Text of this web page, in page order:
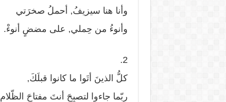
وأنا هنا سيزيفُ, أحملُ صخرَتي
وأنوءُ من حِملي, على مضضٍ أنوءْ.
2.
كلُّ الذينَ أتَوا ما كانوا قبلَكَ,
ربّما جاءوا لتصبِحَ أنتَ مفتاحَ الظّلامِ